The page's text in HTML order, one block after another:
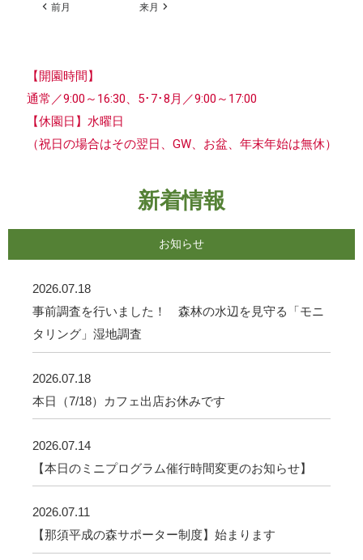
前月 来月
【開園時間】
通常／9:00～16:30、5･7･8月／9:00～17:00
【休園日】水曜日
（祝日の場合はその翌日、GW、お盆、年末年始は無休）
新着情報
お知らせ
2026.07.18
事前調査を行いました！ 森林の水辺を見守る「モニ
タリング」湿地調査
2026.07.18
本日（7/18）カフェ出店お休みです
2026.07.14
【本日のミニプログラム催行時間変更のお知らせ】
2026.07.11
【那須平成の森サポーター制度】始まります